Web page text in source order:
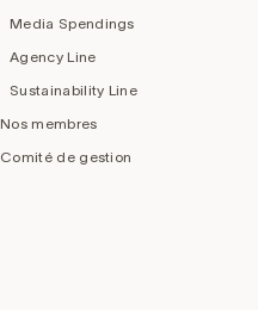
Media Spendings
Agency Line
Sustainability Line
Nos membres
Comité de gestion